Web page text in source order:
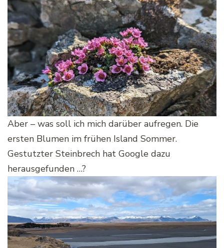
Aber – was soll ich mich darüber aufregen. Die
ersten Blumen im frühen Island Sommer.
Gestutzter Steinbrech hat Google dazu
herausgefunden …?